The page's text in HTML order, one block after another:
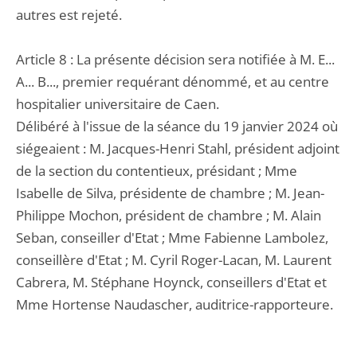
autres est rejeté.
Article 8 : La présente décision sera notifiée à M. E...
A... B..., premier requérant dénommé, et au centre
hospitalier universitaire de Caen.
Délibéré à l'issue de la séance du 19 janvier 2024 où
siégeaient : M. Jacques-Henri Stahl, président adjoint
de la section du contentieux, présidant ; Mme
Isabelle de Silva, présidente de chambre ; M. Jean-
Philippe Mochon, président de chambre ; M. Alain
Seban, conseiller d'Etat ; Mme Fabienne Lambolez,
conseillère d'Etat ; M. Cyril Roger-Lacan, M. Laurent
Cabrera, M. Stéphane Hoynck, conseillers d'Etat et
Mme Hortense Naudascher, auditrice-rapporteure.